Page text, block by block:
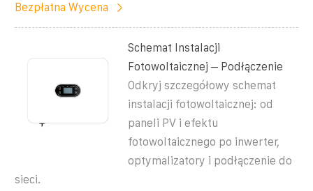
Bezpłatna Wycena
Schemat Instalacji
Fotowoltaicznej – Podłączenie
Odkryj szczegółowy schemat
instalacji fotowoltaicznej: od
paneli PV i efektu
fotowoltaicznego po inwerter,
optymalizatory i podłączenie do
sieci.